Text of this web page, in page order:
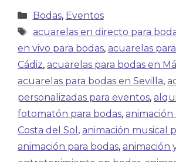
Bodas, Eventos
acuarelas en directo para
en vivo para bodas, acuarelas
Cádiz, acuarelas para bodas en
acuarelas para bodas en Sevilla,
personalizadas para eventos,
fotomatón para bodas, animación
Costa del Sol , animación musical
animación para bodas, animación